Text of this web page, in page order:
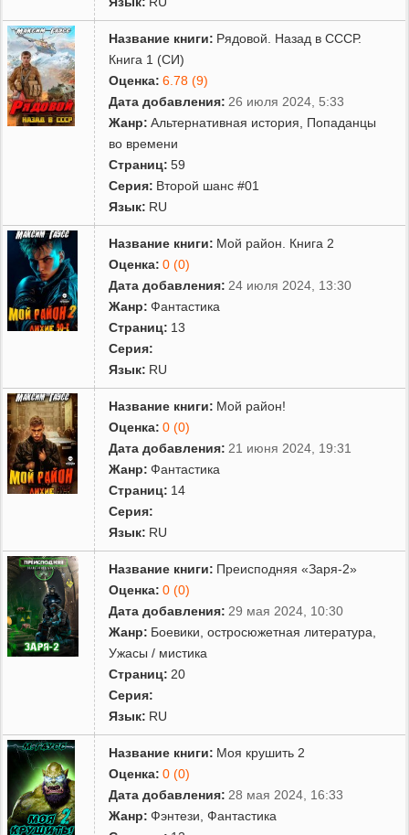
Название книги: Рядовой. Назад в СССР.
Книга 1 (СИ)
Оценка: 6.78 (9)
Дата добавления: 26 июля 2024, 5:33
Жанр: Альтернативная история
Попаданцы
во времени
Страниц: 59
Серия: Второй шанс #01
Язык: RU
Название книги: Мой район. Книга 2
Оценка: 0 (0)
Дата добавления: 24 июля 2024, 13:30
Жанр: Фантастика
Страниц: 13
Серия:
Язык: RU
Название книги: Мой район!
Оценка: 0 (0)
Дата добавления: 21 июня 2024, 19:31
Жанр: Фантастика
Страниц: 14
Серия:
Язык: RU
Название книги: Преисподняя «Заря-2»
Оценка: 0 (0)
Дата добавления: 29 мая 2024, 10:30
Жанр: Боевики, остросюжетная литература
Ужасы / мистика
Страниц: 20
Серия:
Язык: RU
Название книги: Моя крушить 2
Оценка: 0 (0)
Дата добавления: 28 мая 2024, 16:33
Жанр: Фэнтези ,Фантастика